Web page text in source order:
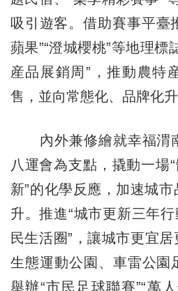
吸引遊客。借助賽事平臺
蘋果”“澄城櫻桃”等地理標
産品展銷周”，推動農特
售，並向常態化、品牌化升
內外兼修繪就幸福渭
八運會為支點，撬動一場
新”的化學反應，加速城
升。推進“城市更新三年
民生活圈”，讓城市更宜
生態運動公園、車雷公園
舉辦“市民足球聯賽”“萬